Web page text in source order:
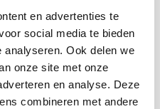
en advertenties te
social media te bieden
Ook delen we
onze site met onze
en analyse. Deze
combineren met andere
waar kwaliteit en
buitenruimte tot leven te
zomerse barbecue, een
of een feestje
buiten speakers leveren